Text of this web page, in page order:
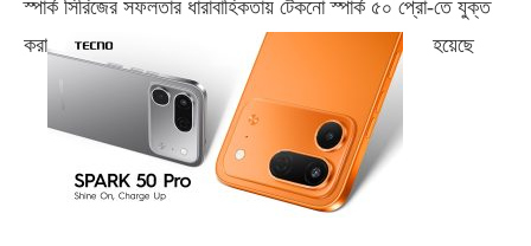
স্পার্ক সিরিজের সফলতার ধারাবাহিকতায় টেকনোস্পার্ক ৫০ প্রো-তে যুক্ত
করা
হয়েছে